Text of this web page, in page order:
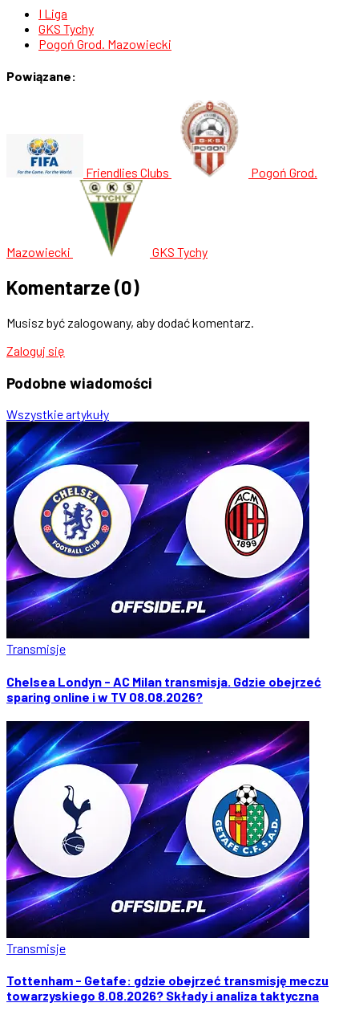
I Liga
GKS Tychy
Pogoń Grod. Mazowiecki
Powiązane:
Friendlies Clubs Pogoń Grod.
Mazowiecki GKS Tychy
Komentarze (0)
Musisz być zalogowany, aby dodać komentarz.
Zaloguj się
Podobne wiadomości
Wszystkie artykuły
Transmisje
Chelsea Londyn - AC Milan transmisja. Gdzie obejrzeć
sparing online i w TV 08.08.2026?
Transmisje
Tottenham - Getafe: gdzie obejrzeć transmisję meczu
towarzyskiego 8.08.2026? Składy i analiza taktyczna